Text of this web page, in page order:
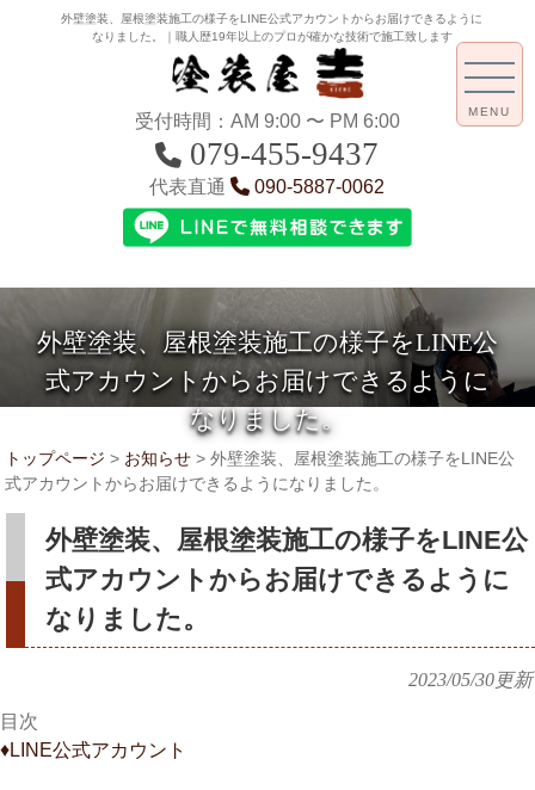
外壁塗装、屋根塗装施工の様子をLINE公式アカウントからお届けできるように
なりました。｜職人歴19年以上のプロが確かな技術で施工致します
受付時間：AM 9:00 〜 PM 6:00
079-455-9437
代表直通 090-5887-0062
外壁塗装、屋根塗装施工の様子をLINE公
式アカウントからお届けできるように
なりました。
MENU
トップページ > お知らせ > 外壁塗装、屋根塗装施工の様子をLINE公
式アカウントからお届けできるようになりました。
外壁塗装、屋根塗装施工の様子をLINE公
式アカウントからお届けできるように
なりました。
2023/05/30更新
目次
♦︎LINE公式アカウント